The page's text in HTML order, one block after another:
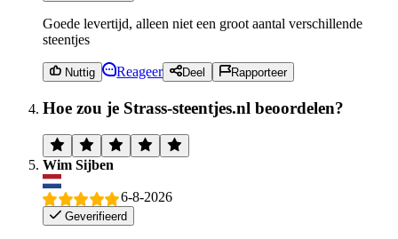
Goede levertijd, alleen niet een groot aantal verschillende
steentjes
Nuttig Reageer Deel Rapporteer
Hoe zou je Strass-steentjes.nl beoordelen?
Wim Sijben
6-8-2026
Geverifieerd